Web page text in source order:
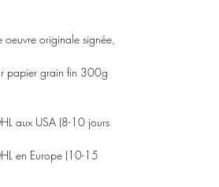
originale signée,
papier grain fin 300g
aux USA (8-10 jours
en Europe (10-15